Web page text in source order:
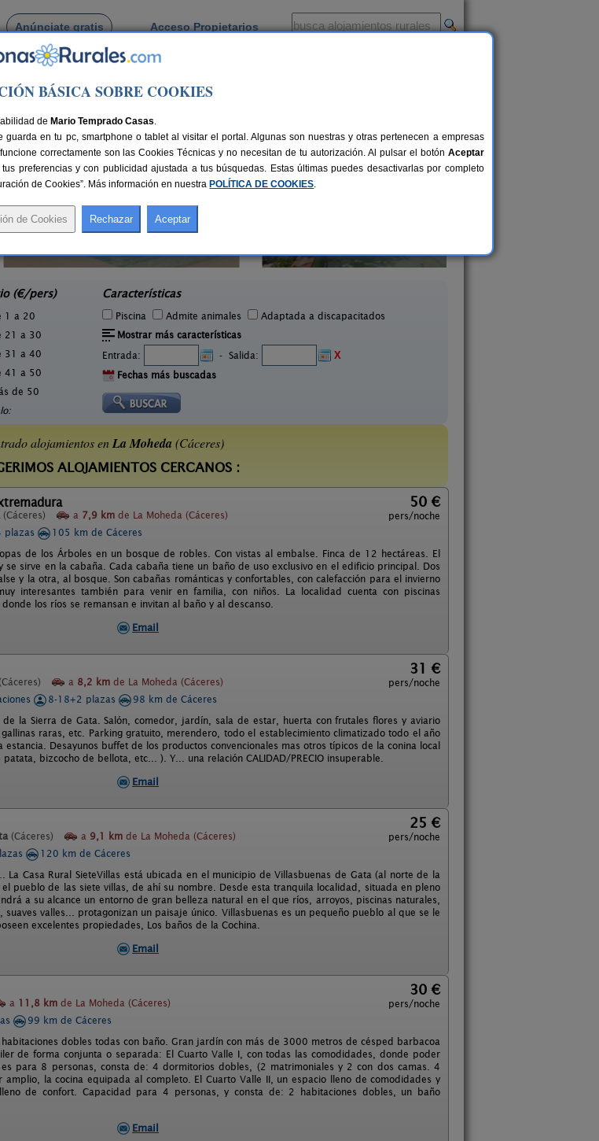
Anúnciate gratis Acceso Propietarios
Flores Amarillas
Robledillo de Gata
(€/pers)
1 a 20
21 a 30
31 a 40
41 a 50
de 50
Características
Piscina Admite animales
Adaptada a discapacitados
Mostrar más características
Entrada:
- Salida:
X
Fechas más buscadas
alojamientos enLa Moheda (Cáceres)
ALOJAMIENTOS CERCANOS :
(Cáceres) a 7,9 km de La Moheda (Cáceres)
50 €
pers/noche
plazas
105 km de Cáceres
de los Árboles en un bosque de robles. Con vistas al embalse. Finca de 12 hectáreas. El
se sirve en la cabaña. Cada cabaña tiene un baño de uso exclusivo en el edificio principal. Dos
y la otra, al bosque. Son cabañas románticas y confortables, con calefacción para el invierno
interesantes también para venir en familia, con niños. La localidad cuenta con piscinas
los ríos se remansan e invitan al baño y al descanso.
Email
(Cáceres) a 8,2 km de La Moheda (Cáceres)
31 €
pers/noche
8-18+2 plazas
98 km de Cáceres
de la Sierra de Gata. Salón, comedor, jardín, sala de estar, huerta con frutales flores y aviario
raras, etc. Parking gratuito, merendero, todo el establecimiento climatizado todo el año
Desayunos buffet de los productos convencionales mas otros típicos de la conina local
bizcocho de bellota, etc... ). Y... una relación CALIDAD/PRECIO insuperable.
Email
(Cáceres) a 9,1 km de La Moheda (Cáceres)
25 €
pers/noche
120 km de Cáceres
La Casa Rural SieteVillas está ubicada en el municipio de Villasbuenas de Gata (al norte de la
pueblo de las siete villas, de ahí su nombre. Desde esta tranquila localidad, situada en pleno
a su alcance un entorno de gran belleza natural en el que ríos, arroyos, piscinas naturales,
valles... protagonizan un paisaje único. Villasbuenas es un pequeño pueblo al que se le
excelentes propiedades, Los baños de la Cochina.
Email
a 11,8 km de La Moheda (Cáceres)
30 €
pers/noche
99 km de Cáceres
dobles todas con baño. Gran jardín con más de 3000 metros de césped barbacoa
de forma conjunta o separada: El Cuarto Valle I, con todas las comodidades, donde poder
para 8 personas, consta de: 4 dormitorios dobles, (2 matrimoniales y 2 con dos camas. 4
amplio, la cocina equipada al completo. El Cuarto Valle II, un espacio lleno de comodidades y
de confort. Capacidad para 4 personas, y consta de: 2 habitaciones dobles, un baño
Email
BÁSICA SOBRE COOKIES
de Mario Temprado Casas.
en tu pc, smartphone o tablet al visitar el portal. Algunas son nuestras y otras pertenecen a empresas
correctamente son las Cookies Técnicas y no necesitan de tu autorización. Al pulsar el botón Aceptar
preferencias y con publicidad ajustada a tus búsquedas. Estas últimas puedes desactivarlas por completo
de Cookies”. Más información en nuestra POLÍTICA DE COOKIES.